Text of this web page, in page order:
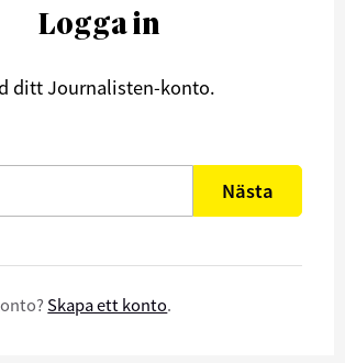
Logga in
ditt Journalisten-konto.
Nästa
Skapa ett konto.